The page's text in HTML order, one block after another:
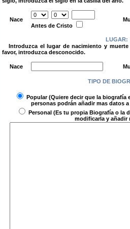
Nace
Antes de Cristo
LUGAR:
Introduzca el lugar de nacimiento y
favor, introduzca desconocido.
Nace
TIPO DE
Popular(Quiere decir que la biografía
personas podrán añadir mas datos
Personal(Es tu propia Biografía o la
modificarla y añadir